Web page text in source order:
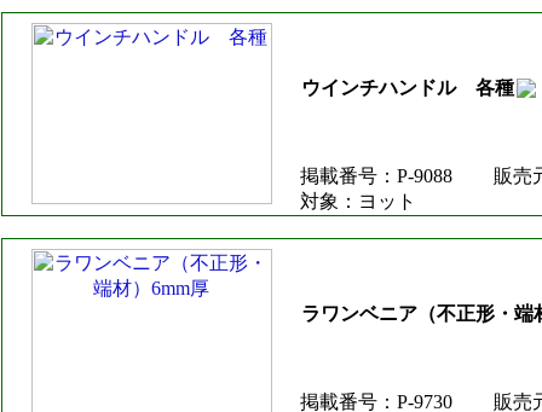
ウインチハンドル 各種
掲載番号：P-9088
販売
対象：ヨット
ラワンベニア（不正形・端
掲載番号：P-9730
販売